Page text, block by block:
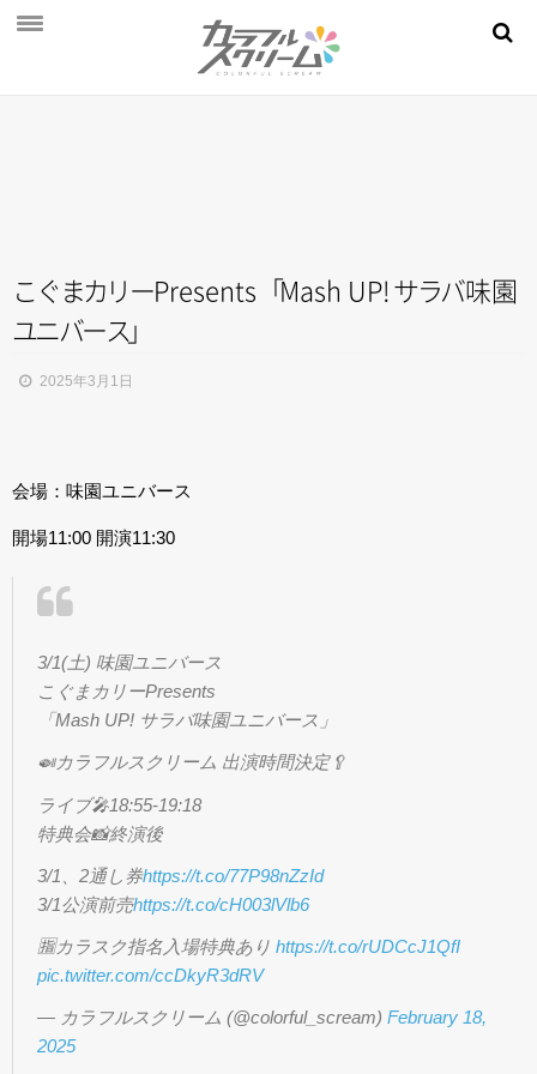
MOVIE
AUDITION
STORE
こ ぐ まカ リ ーPresents 「 Mash UP! サラバ味 園
ユニバース」
2025年3月1日
会場：味園ユニバース
開場11:00 開演11:30
3/1(土) 味園ユニバース
こぐまカリーPresents
「Mash UP! サラバ味園ユニバース」
🍛カラフルスクリーム 出演時間決定🥄
ライブ🎤18:55-19:18
特典会📸終演後
3/1、2通し券https://t.co/77P98nZzId
3/1公演前売https://t.co/cH003lVlb6
🈯️カラスク指名入場特典あり https://t.co/rUDCcJ1QfI
pic.twitter.com/ccDkyR3dRV
— カラフルスクリーム (@colorful_scream) February 18,
2025